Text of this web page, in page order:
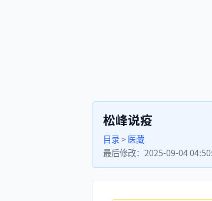
松峰说疫
目录>医藏
最后修改： 2025-09-04